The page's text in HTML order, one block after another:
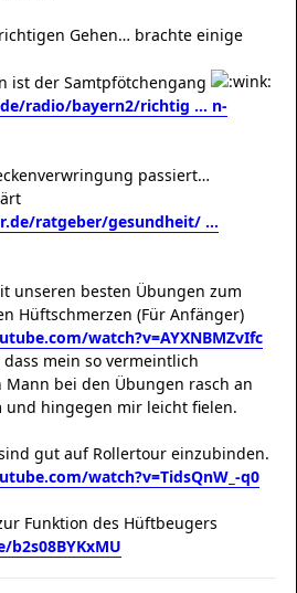
Gehen… brachte einige
ist der Samtpfötchengang
radio/bayern2/richtig ... n-
passiert…
ratgeber/gesundheit/ ...
unseren besten Übungen zum
Hüftschmerzen (Für Anfänger)
watch?v=AYXNBMZvIfc
mein so vermeintlich
bei den Übungen rasch an
und hingegen mir leicht fielen.
gut auf Rollertour einzubinden.
watch?v=TidsQnW_-q0
Funktion des Hüftbeugers